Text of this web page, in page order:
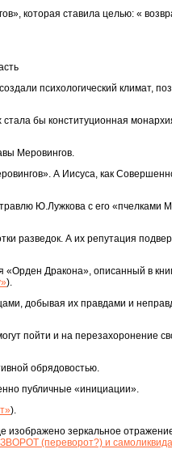
которая ставила целью: «
психологический климат,
бы конституционная
Меровингов.
А Иисуса, как
Ю.Лужкова с его «пчелками
разведок. А их репутация
Дракона», описанный в
).
добывая их правдами и
пойти и на перезахоронение
обрядовостью.
публичные «инициации».
).
зеркальное
(переворот?) и